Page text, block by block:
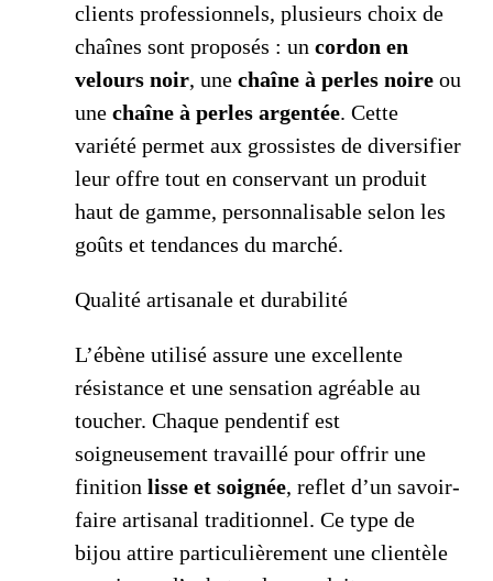
clients professionnels, plusieurs choix de
chaînes sont proposés : un cordon en
velours noir, une chaîne à perles noire ou
une chaîne à perles argentée. Cette
variété permet aux grossistes de diversifier
leur offre tout en conservant un produit
haut de gamme, personnalisable selon les
goûts et tendances du marché.
Qualité artisanale et durabilité
L’ébène utilisé assure une excellente
résistance et une sensation agréable au
toucher. Chaque pendentif est
soigneusement travaillé pour offrir une
finition lisse et soignée, reflet d’un savoir-
faire artisanal traditionnel. Ce type de
bijou attire particulièrement une clientèle